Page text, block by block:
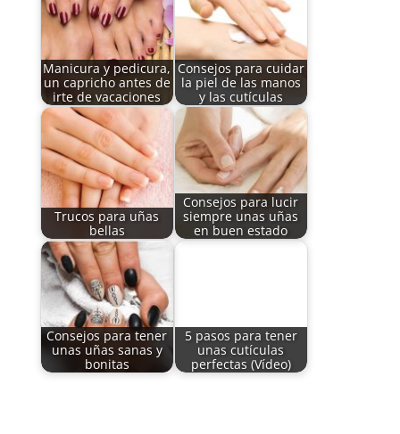
Manicura y pedicura,
un capricho antes de
irte de vacaciones
Consejos para cuidar
la piel de las manos
y las cutículas
Trucos para uñas
bellas
Consejos para lucir
siempre unas uñas
en buen estado
Consejos para tener
unas uñas sanas y
bonitas
5 pasos para tener
unas cutículas
perfectas (Vídeo)